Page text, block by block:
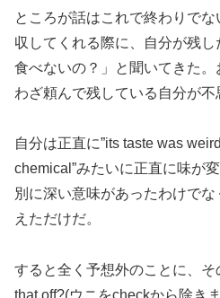
ところが話はこれで終わりで
収してくれる際に、自分が残
食べないの？」と聞いてきた
わざ頼んで残している自分が不
自分は正直に”its taste was
chemical”みたいに正直に味が
別に深い意味があったわけで
えただけだ。
すると全く予想外のことに、そ